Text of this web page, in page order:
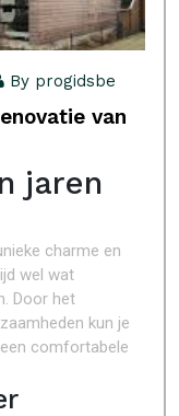
By progidsbe
van
jaren
charme en
wel wat
Door het
kun je
comfortabele